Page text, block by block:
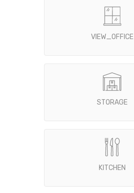
VIEW_OFFICE
STORAGE
KITCHEN